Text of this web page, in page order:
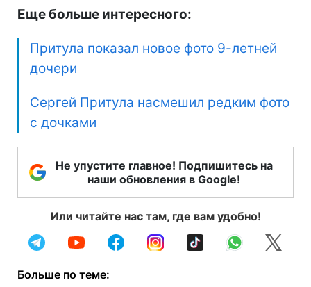
Еще больше интересного:
Притула показал новое фото 9-летней
дочери
Сергей Притула насмешил редким фото
с дочками
Не упустите главное! Подпишитесь на
наши обновления в Google!
Или читайте нас там, где вам удобно!
Больше по теме: